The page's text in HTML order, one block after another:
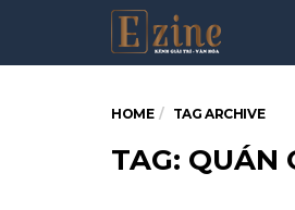
HOME TAG ARCHIVE
TAG: QUÁN